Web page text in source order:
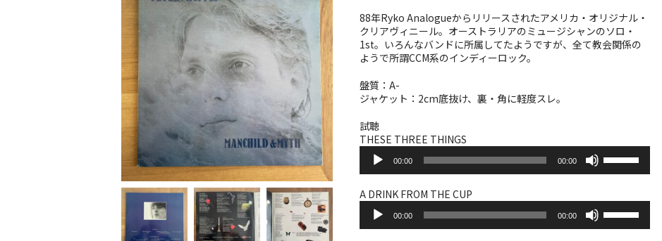
88年Ryko Analogueからリリースされたアメリカ・オリジナル・
クリアヴィニール。オーストラリアのミュージシャンのソロ・
1st。いろんなバンドに所属してたようですが、全て教会関係の
ようで所謂CCM系のインディーロック。
盤質：A-
ジャケット：2cm底抜け、裏・角に軽度スレ。
試聴
THESE THREE THINGS
プ
レ
ー
ー
00:00 00:00
リ
調
節
A DRINK FROM THE CUP
プ
00:00 00:00
リ